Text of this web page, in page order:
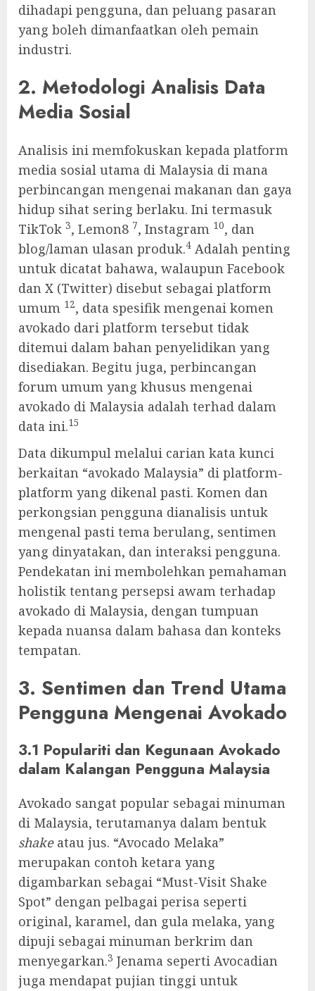
dihadapi pengguna, dan peluang pasaran
yang boleh dimanfaatkan oleh pemain
industri.
2. Metodologi Analisis Data
Media Sosial
Analisis ini memfokuskan kepada platform
media sosial utama di Malaysia di mana
perbincangan mengenai makanan dan gaya
hidup sihat sering berlaku. Ini termasuk
TikTok 3, Lemon8 7, Instagram 10, dan
blog/laman ulasan produk.4 Adalah penting
untuk dicatat bahawa, walaupun Facebook
dan X (Twitter) disebut sebagai platform
umum 12, data spesifik mengenai komen
avokado dari platform tersebut tidak
ditemui dalam bahan penyelidikan yang
disediakan. Begitu juga, perbincangan
forum umum yang khusus mengenai
avokado di Malaysia adalah terhad dalam
data ini.15
Data dikumpul melalui carian kata kunci
berkaitan “avokado Malaysia” di platform-
platform yang dikenal pasti. Komen dan
perkongsian pengguna dianalisis untuk
mengenal pasti tema berulang, sentimen
yang dinyatakan, dan interaksi pengguna.
Pendekatan ini membolehkan pemahaman
holistik tentang persepsi awam terhadap
avokado di Malaysia, dengan tumpuan
kepada nuansa dalam bahasa dan konteks
tempatan.
3. Sentimen dan Trend Utama
Pengguna Mengenai Avokado
3.1 Populariti dan Kegunaan Avokado
dalam Kalangan Pengguna Malaysia
Avokado sangat popular sebagai minuman
di Malaysia, terutamanya dalam bentuk
shakeatau jus. “Avocado Melaka”
merupakan contoh ketara yang
digambarkan sebagai “Must-Visit Shake
Spot” dengan pelbagai perisa seperti
original, karamel, dan gula melaka, yang
dipuji sebagai minuman berkrim dan
menyegarkan.3 Jenama seperti Avocadian
juga mendapat pujian tinggi untuk